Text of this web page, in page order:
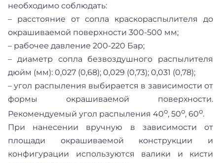
необходимо соблюдать:
– расстояние от сопла краскораспылителя до
окрашиваемой поверхности 300-500 мм;
– рабочее давление 200-220 Бар;
– диаметр сопла безвоздушного распылителя
дюйм (мм): 0,027 (0,68); 0,029 (0,73); 0,031 (0,78);
– угол распыления выбирается в зависимости от
формы окрашиваемой поверхности.
Рекомендуемый угол распыления 40о, 50о, 60о.
При нанесении вручную в зависимости от
площади окрашиваемой конструкции и
конфигурации используются валики и кисти